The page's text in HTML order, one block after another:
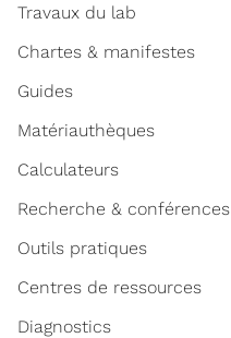
Travaux du lab
Chartes & manifestes
Guides
Matériauthèques
Calculateurs
Recherche & conférences
Outils pratiques
Centres de ressources
Diagnostics